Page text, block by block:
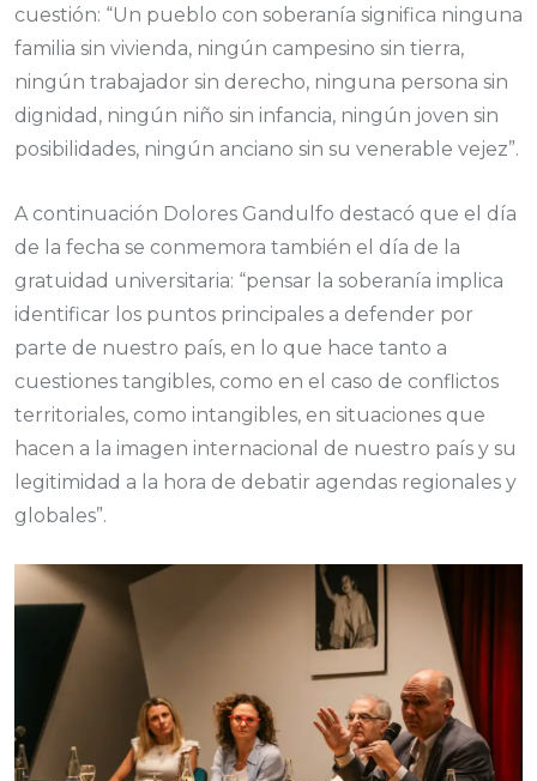
cuestión: “Un pueblo con soberanía significa ninguna
familia sin vivienda, ningún campesino sin tierra,
ningún trabajador sin derecho, ninguna persona sin
dignidad, ningún niño sin infancia, ningún joven sin
posibilidades, ningún anciano sin su venerable vejez”.
A continuación Dolores Gandulfo destacó que el día
de la fecha se conmemora también el día de la
gratuidad universitaria: “pensar la soberanía implica
identificar los puntos principales a defender por
parte de nuestro país, en lo que hace tanto a
cuestiones tangibles, como en el caso de conflictos
territoriales, como intangibles, en situaciones que
hacen a la imagen internacional de nuestro país y su
legitimidad a la hora de debatir agendas regionales y
globales”.